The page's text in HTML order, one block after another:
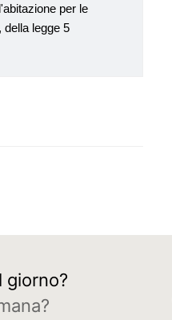
per le
della legge 5
giorno?